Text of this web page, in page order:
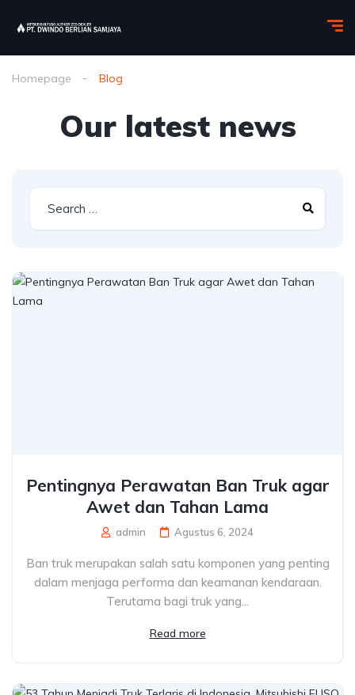
Homepage Blog
Our latest news
Pentingnya Perawatan Ban Truk agar
Awet dan Tahan Lama
admin Agustus 6, 2024
Ban truk merupakan salah satu komponen yang penting
dalam menjaga performa dan keamanan kendaraan.
Terutama bagi truk yang...
Read more